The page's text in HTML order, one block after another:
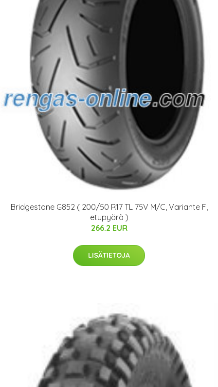
Bridgestone G852 ( 200/50 R17 TL 75V M/C, Variante F,
etupyörä )
266.2 EUR
LISÄTIETOJA